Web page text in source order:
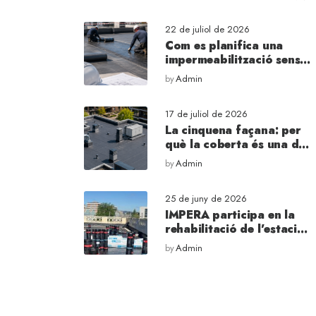
22 de juliol de 2026
Com es planifica una
impermeabilització sense
interrompre l’activitat
d’un edifici
byAdmin
17 de juliol de 2026
La cinquena façana: per
què la coberta és una de
les parts més importants
d’un edifici
byAdmin
25 de juny de 2026
IMPERA participa en la
rehabilitació de l’estació
de Cornellà de Llobregat,
una de les estacions
byAdmin